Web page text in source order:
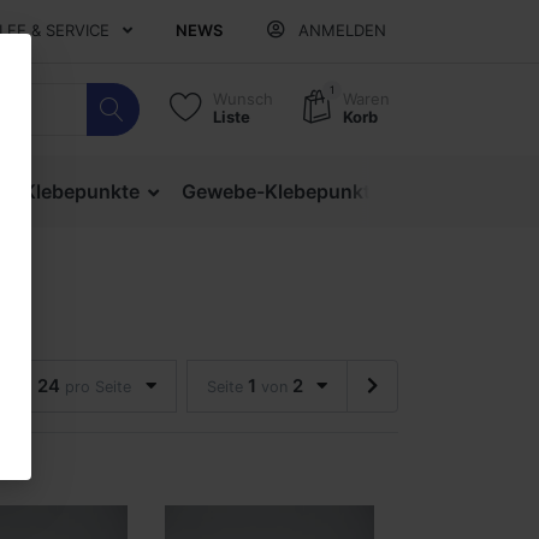
& SERVICE NEWS ANMELDEN
Wunsch
Liste
1
Waren
Korb
Klebepunkte Gewebe-Klebepunkte
24 pro Seite Seite 1 von 2